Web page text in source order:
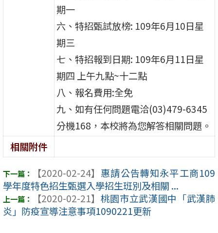
期一
六、特招甄試放榜: 109年6月10日星
期三
七、特招報到日期: 109年6月11日星
期四 上午九點~十二點
八、報名費用:全免
九、如有任何問題電洽(03)479-6345
分機168，本校將為您解答相關問題。
相關附件
【2020-02-24】 惠請公告轉知永平工商109
學年度特色招生甄選入學招生班別及相關 ...
【2020-02-21】 桃園市立武漢國中「武漢肺
炎」防疫宣導注意事項1090221更新